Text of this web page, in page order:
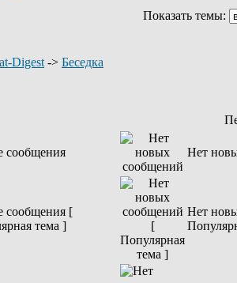
Показать темы:
Digest -> Беседка
сообщения Нет
сообщения [
тема ]
Нет